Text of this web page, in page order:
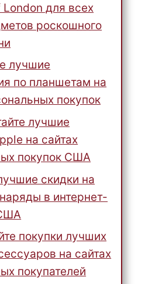
для всех
роскошного
лучшие
по планшетам на
покупок
лучшие
на сайтах
покупок США
скидки на
в интернет-
покупки лучших
на сайтах
покупателей